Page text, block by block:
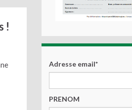
!
Adresse email*
PRENOM